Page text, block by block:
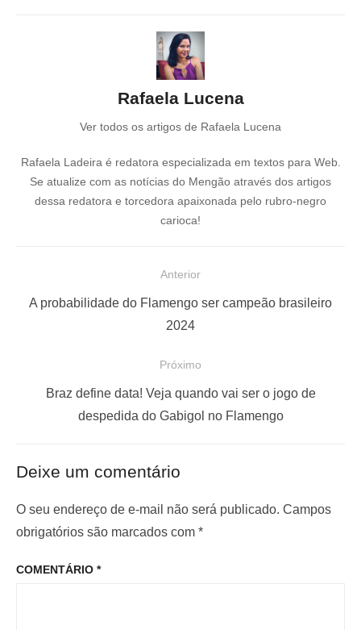
Rafaela Lucena
Ver todos os artigos de Rafaela Lucena
Rafaela Ladeira é redatora especializada em textos para Web.
Se atualize com as notícias do Mengão através dos artigos
dessa redatora e torcedora apaixonada pelo rubro-negro
carioca!
o
e
P
o
Anterior
P
i
o
:
A probabilidade do Flamengo ser campeão brasileiro
2024
Próximo
m
o
o
Braz define data! Veja quando vai ser o jogo de
despedida do Gabigol no Flamengo
Deixe um comentário
O seu endereço de e-mail não será publicado. Campos
obrigatórios são marcados com *
COMENTÁRIO *